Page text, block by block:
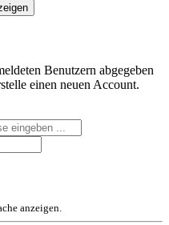
Benutzern abgegeben
einen neuen Account.
anzeigen.